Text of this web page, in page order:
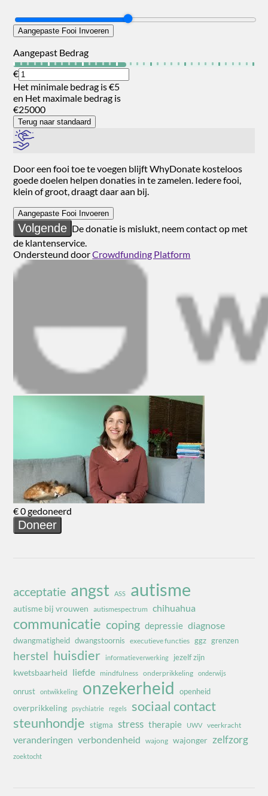
acceptatie angst ASS autisme
autisme bij vrouwen autismespectrum chihuahua
communicatie coping depressie diagnose
dwangmatigheid dwangstoornis executieve functies ggz grenzen
herstel huisdier informatieverwerking jezelf zijn
kwetsbaarheid liefde mindfulness onderprikkeling onderwijs
onrust ontwikkeling onzekerheid openheid
overprikkeling psychiatrie regels
sociaal contact
steunhondje stigma stress therapie UWV veerkracht
veranderingen verbondenheid wajong wajonger zelfzorg
zoektocht